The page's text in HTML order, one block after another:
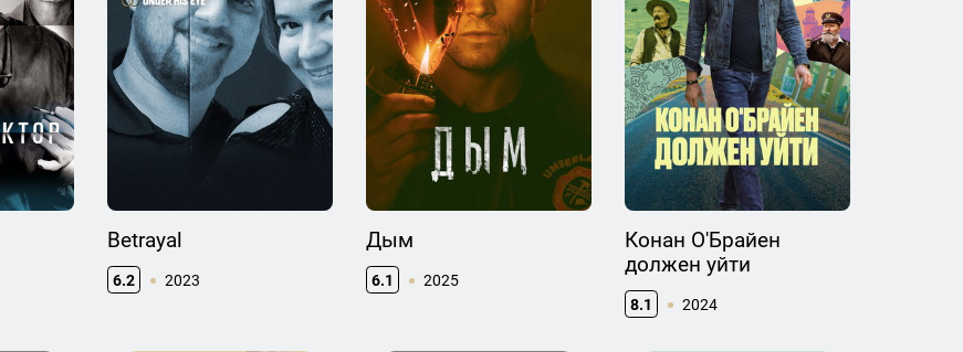
Betrayal
6.2 2023
Дым
6.1 2025
Конан О'Брайен
должен уйти
8.1 2024